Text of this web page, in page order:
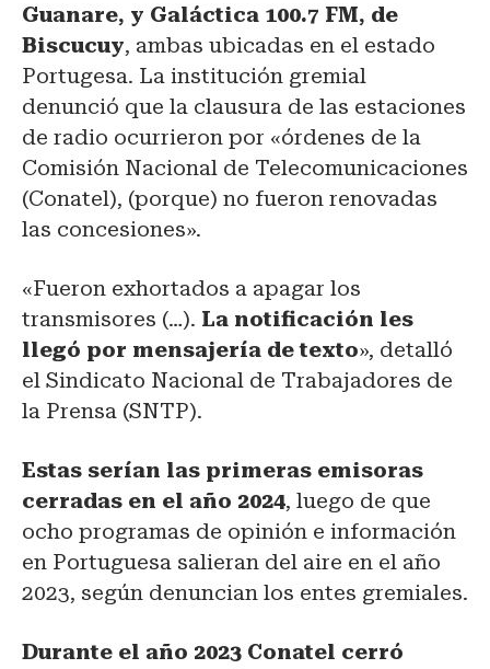
Guanare, y Galáctica 100.7 FM, de
Biscucuy, ambas ubicadas en el estado
Portugesa. La institución gremial
denunció que la clausura de las estaciones
de radio ocurrieron por «órdenes de la
Comisión Nacional de Telecomunicaciones
(Conatel), (porque) no fueron renovadas
las concesiones».
«Fueron exhortados a apagar los
transmisores (…). La notificación les
llegó por mensajería de texto», detalló
el Sindicato Nacional de Trabajadores de
la Prensa (SNTP).
Estas serían las primeras emisoras
cerradas en el año 2024, luego de que
ocho programas de opinión e información
en Portuguesa salieran del aire en el año
2023, según denuncian los entes gremiales.
Durante el año 2023 Conatel cerró